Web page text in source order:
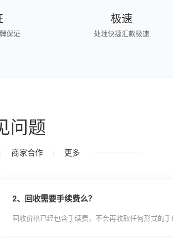
保证
极速
处理快捷汇款极速
问题
商家合作 更多
2、 回收需要手续费么？
回收价格已经包含手续费，不会再收取任何形式的手